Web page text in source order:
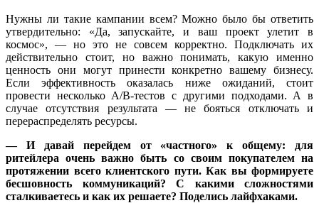
Нужны ли такие кампании всем? Можно было бы ответить
утвердительно: «Да, запускайте, и ваш проект улетит в
космос», — но это не совсем корректно. Подключать их
действительно стоит, но важно понимать, какую именно
ценность они могут принести конкретно вашему бизнесу.
Если эффективность оказалась ниже ожиданий, стоит
провести несколько A/B-тестов с другими подходами. А в
случае отсутствия результата — не бояться отключать и
перераспределять ресурсы.
— И давай перейдем от «частного» к общему: для
ритейлера очень важно быть со своим покупателем на
протяжении всего клиентского пути. Как вы формируете
бесшовность коммуникаций? С какими сложностями
сталкиваетесь и как их решаете? Поделись лайфхаками.